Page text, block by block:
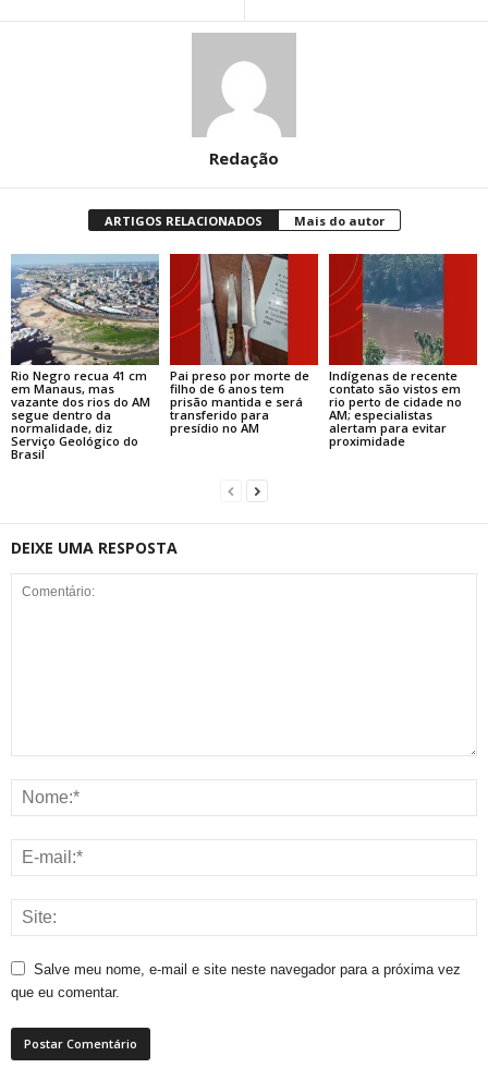
Redação
ARTIGOS RELACIONADOS Mais do autor
Rio Negro recua 41 cm
em Manaus, mas
vazante dos rios do AM
segue dentro da
normalidade, diz
Serviço Geológico do
Brasil
Pai preso por morte de
filho de 6 anos tem
prisão mantida e será
transferido para
presídio no AM
Indígenas de recente
contato são vistos em
rio perto de cidade no
AM; especialistas
alertam para evitar
proximidade
DEIXE UMA RESPOSTA
Salve meu nome, e-mail e site neste navegador para a próxima vez
que eu comentar.